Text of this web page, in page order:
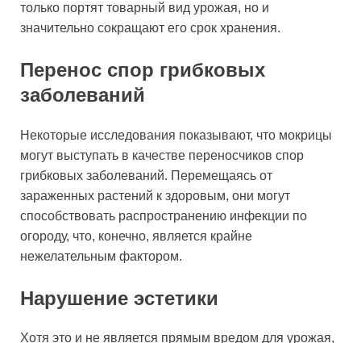
только портят товарный вид урожая, но и
значительно сокращают его срок хранения.
Перенос спор грибковых
заболеваний
Некоторые исследования показывают, что мокрицы
могут выступать в качестве переносчиков спор
грибковых заболеваний. Перемещаясь от
зараженных растений к здоровым, они могут
способствовать распространению инфекции по
огороду, что, конечно, является крайне
нежелательным фактором.
Нарушение эстетики
Хотя это и не является прямым вредом для урожая,